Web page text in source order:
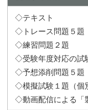
◇テキスト
◇トレース問題５題
◇練習問題２題
◇受験年度対応の試
◇予想添削問題５題
◇模擬試験１題（個
◇動画配信による「